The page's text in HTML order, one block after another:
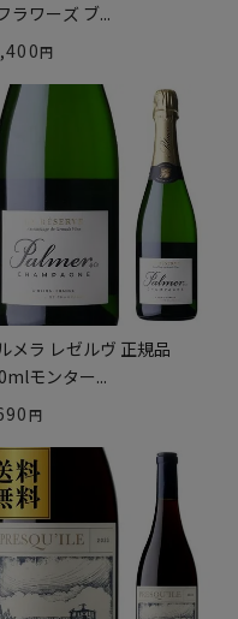
ラワーズ ブ...
メラ レゼルヴ 正規品
モンター...